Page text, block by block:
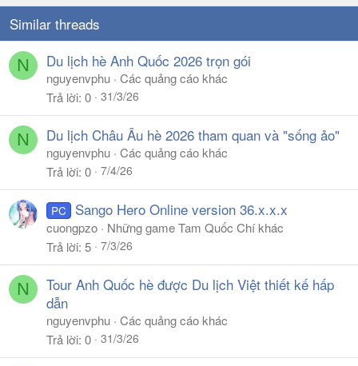
Similar threads
N Du lịch hè Anh Quốc 2026 trọn gói
nguyenvphu Các quảng cáo khác
Trả lời 0 31/3/26
N Du lịch Châu Âu hè 2026 tham quan và "sống ảo"
nguyenvphu Các quảng cáo khác
Trả lời 0 7/4/26
PC Sango Hero Online version 36.x.x.x
cuongpzo
Những game Tam Quốc Chí khác
Trả lời 5 7/3/26
N
Tour Anh Quốc hè được Du lịch Việt thiết kế hấp
dẫn
nguyenvphu Các quảng cáo khác
Trả lời 0 31/3/26